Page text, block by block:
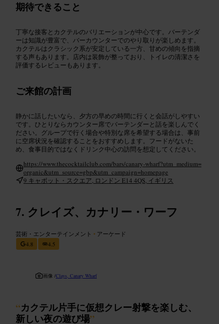
期待できること
丁寧な接客とカクテルのバリエーションが中心です。バーテンダ
ーは知識が豊富で、バーカウンターでのやり取りが楽しめます。
カクテルはクラシック系が安定している一方、甘めの傾向を指摘
する声もあります。店内は装飾が整っており、トイレの清潔さを
評価するレビューもあります。
ご来館の計画
静かに話したいなら、夕方の早めの時間に行くと会話がしやすい
です。ひとりならカウンター席でバーテンダーと話を楽しんでく
ださい。グループで行く場合や特別な席を希望する場合は、事前
に空席状況を確認することをおすすめします。フードがないた
め、食事目的ではなくドリンク中心の訪問を想定してください。
https://www.thecocktailclub.com/bars/canary-wharf?utm_medium=
organic&utm_source=gbp&utm_campaign=homepage
9 キャボット・スクエア, ロンドン E14 4QS, イギリス
クレイズ、カナリー・ワーフ
芸術・エンターテインメント • アーケード
4.8
4.5
画像 /Clays, Canary Wharf
“カクテル片手に仮想クレー射撃を楽しむ、
新しい夜の遊び場”